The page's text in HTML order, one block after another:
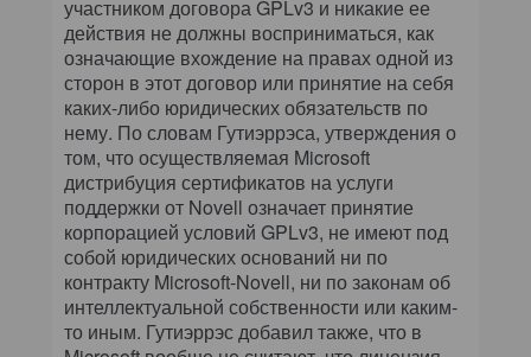
участником договора GPLv3 и никакие ее
действия не должны восприниматься, как
означающие вхождение на правах одной из
сторон в этот договор или принятие на себя
каких-либо юридических обязательств по
нему. По словам Гутиэррэса, утверждения о
том, что осуществляемая Microsoft
дистрибуция сертификатов на услуги
поддержки от Novell означает принятие
корпорацией условий GPLv3, не имеют под
собой юридических оснований ни по
контракту Microsoft-Novell, ни по законам об
интеллектуальной собственности или каким-
то иным. Гутиэррэс добавил также, что в